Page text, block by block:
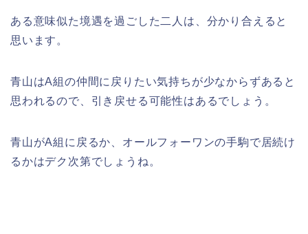
ある意味似た境遇を過ごした二人は、分かり合えると
思います。
青山はA組の仲間に戻りたい気持ちが少なからずあると
思われるので、引き戻せる可能性はあるでしょう。
青山がA組に戻るか、オールフォーワンの手駒で居続け
るかはデク次第でしょうね。